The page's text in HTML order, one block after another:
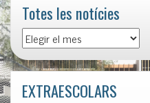
Totes les notícies
Totes
les
notícies
EXTRAESCOLARS